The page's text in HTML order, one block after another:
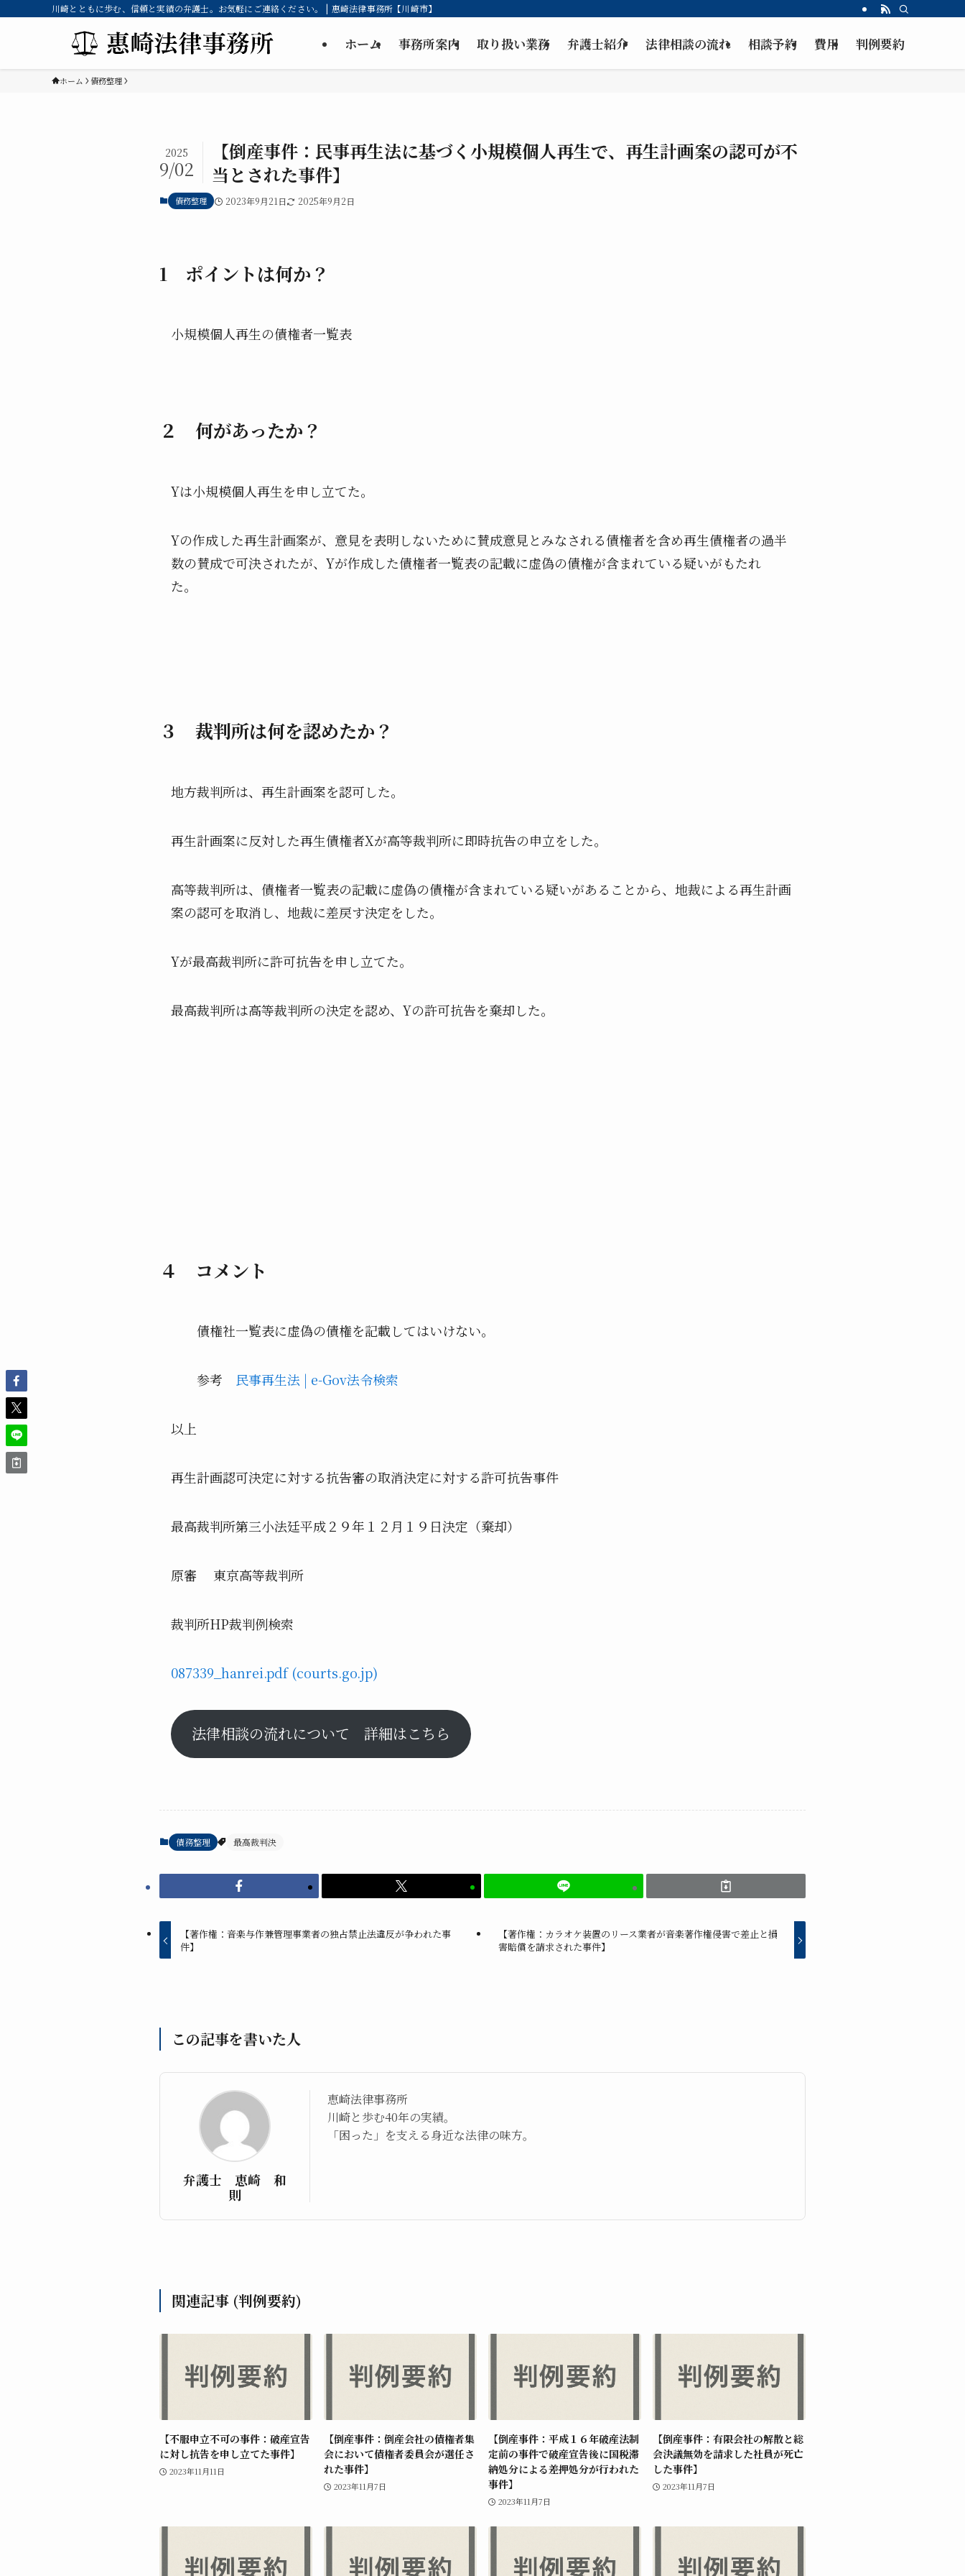
川崎とともに歩む、信頼と実績の弁護士。お気軽にご連絡ください。 | 惠崎法律事務所【川崎市】
ホーム 事務所案内 取り扱い業務 弁護士紹介 法律相談の流れ 相談予約 費用 判例要約
ホーム 債務整理
【倒産事件：民事再生法に基づく小規模個人再生で、再生計画案の認可が不
当とされた事件】
2025
9/02
債務整理 2023年9月21日 2025年9月2日
1 ポイントは何か？
小規模個人再生の債権者一覧表
２ 何があったか？
Yは小規模個人再生を申し立てた。
Yの作成した再生計画案が、意見を表明しないために賛成意見とみなされる債権者を含め再生債権者の過半
数の賛成で可決されたが、Yが作成した債権者一覧表の記載に虚偽の債権が含まれている疑いがもたれ
た。
３ 裁判所は何を認めたか？
地方裁判所は、再生計画案を認可した。
再生計画案に反対した再生債権者Xが高等裁判所に即時抗告の申立をした。
高等裁判所は、債権者一覧表の記載に虚偽の債権が含まれている疑いがあることから、地裁による再生計画
案の認可を取消し、地裁に差戻す決定をした。
Yが最高裁判所に許可抗告を申し立てた。
最高裁判所は高等裁判所の決定を認め、Yの許可抗告を棄却した。
４ コメント
債権社一覧表に虚偽の債権を記載してはいけない。
参考 民事再生法 | e-Gov法令検索
以上
再生計画認可決定に対する抗告審の取消決定に対する許可抗告事件
最高裁判所第三小法廷平成２９年１２月１９日決定（棄却）
原審 東京高等裁判所
裁判所HP裁判例検索
087339_hanrei.pdf (courts.go.jp)
法律相談の流れについて 詳細はこちら
債務整理 最高裁判決
【著作権：音楽与作兼管理事業者の独占禁止法違反が争われた事
件】
【著作権：カラオケ装置のリース業者が音楽著作権侵害で差止と損
害賠償を請求された事件】
この記事を書いた人
弁護士 恵崎 和
則
恵崎法律事務所
川崎と歩む40年の実績。
「困った」を支える身近な法律の味方。
関連記事 (判例要約)
【不服申立不可の事件：破産宣告
に対し抗告を申し立てた事件】
2023年11月11日
【倒産事件：倒産会社の債権者集
会において債権者委員会が選任さ
れた事件】
2023年11月7日
【倒産事件：平成１６年破産法制
定前の事件で破産宣告後に国税滞
納処分による差押処分が行われた
事件】
2023年11月7日
【倒産事件：有限会社の解散と総
会決議無効を請求した社員が死亡
した事件】
2023年11月7日